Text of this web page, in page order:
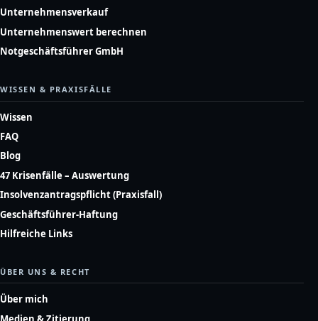
Unternehmensverkauf
Unternehmenswert berechnen
Notgeschäftsführer GmbH
WISSEN & PRAXISFÄLLE
Wissen
FAQ
Blog
47 Krisenfälle – Auswertung
Insolvenzantragspflicht (Praxisfall)
Geschäftsführer-Haftung
Hilfreiche Links
ÜBER UNS & RECHT
Über mich